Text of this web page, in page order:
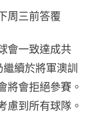
周三前答覆
會一致達成共
續於將軍澳訓
將會拒絕參賽。
慮到所有球隊。